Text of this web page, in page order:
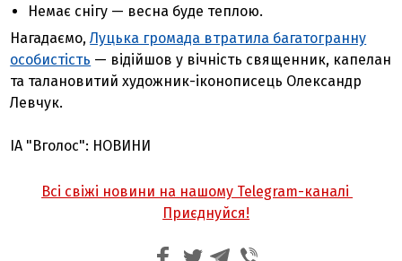
Немає снігу — весна буде теплою.
Нагадаємо,Луцька громада втратила багатогранну
особистість — відійшов у вічність священник, капелан
та талановитий художник-іконописець Олександр
Левчук.
ІА "Вголос": НОВИНИ
Всі свіжі новини на нашому Telegram-каналі
Приєднуйся!